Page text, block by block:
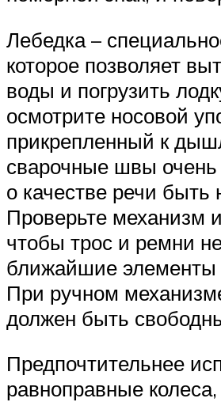
Лебедка –
которое позволяет
воды и погрузить
осмотрите носовой
прикрепленный к
сварочные швы
о качестве речи быть
Проверьте механизм
чтобы трос и ремни
ближайшие
При ручном
должен быть
Предпочтительнее
равноправные